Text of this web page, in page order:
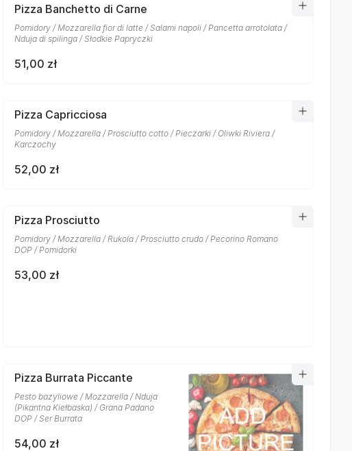
Pizza Banchetto di Carne
Pomidory / Mozzarella fior di latte / Salami napoli / Pancetta arrotolata /
Nduja di spilinga / Słodkie Papryczki
51,00 zł
Pizza Capricciosa
Pomidory / Mozzarella / Prosciutto cotto / Pieczarki / Oliwki Riviera /
Karczochy
52,00 zł
Pizza Prosciutto
Pomidory / Mozzarella / Rukola / Prosciutto crudo / Pecorino Romano
DOP / Pomidorki
53,00 zł
Pizza Burrata Piccante
Pesto bazyliowe / Mozzarella / Nduja
(Pikantna Kiełbaska) / Grana Padano
DOP / Ser Burrata
54,00 zł